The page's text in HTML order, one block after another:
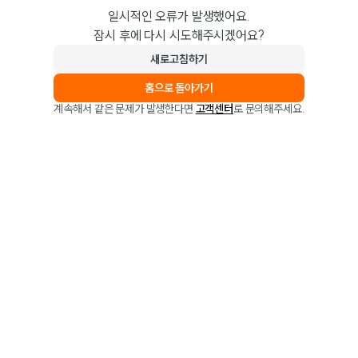
일시적인 오류가 발생했어요.
잠시 후에 다시 시도해주시겠어요?
새로고침하기
홈으로 돌아가기
계속해서 같은 문제가 발생한다면 고객센터로 문의해주세요.